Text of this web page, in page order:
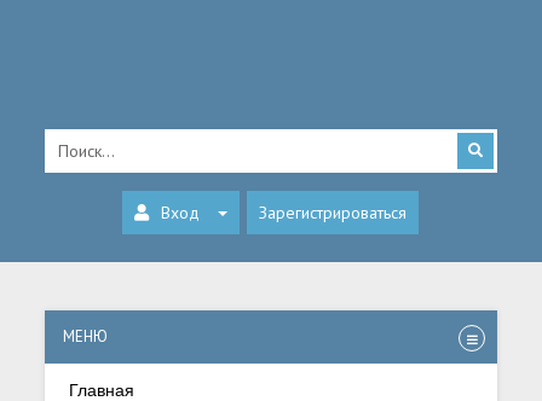
Вход Зарегистрироваться
МЕНЮ
Главная